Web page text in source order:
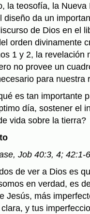
la teosofía, la
diseño da un
de Dios en el
orden divinamente
1 y 2, la revelación
no provee un
para nuestra
es tan importante
día, sostener el
vida sobre la tierra?
Job 40:3, 4; 42:1-
de ver a Dios es
en verdad, es
Jesús, más
y tus